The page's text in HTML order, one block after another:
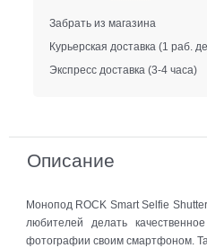
Забрать из магазина
Курьерская доставка (1 раб.
Экспресс доставка (3-4 часа)
Описание
Монопод ROCK Smart Selfie
любителей делать
фотографии своим смартфоном.